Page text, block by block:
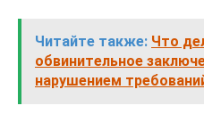
Читайте также: Что
обвинительное
нарушением